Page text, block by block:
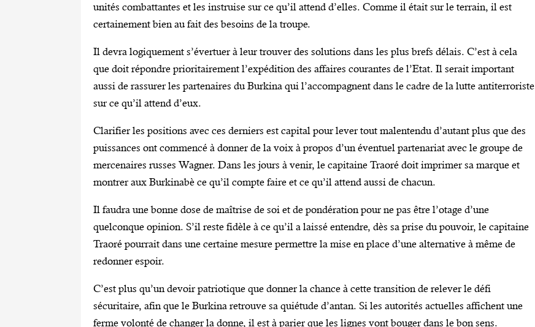
unités combattantes et les instruise sur ce qu’il attend d’elles. Comme il était sur le terrain, il est
certainement bien au fait des besoins de la troupe.
Il devra logiquement s’évertuer à leur trouver des solutions dans les plus brefs délais. C’est à cela
que doit répondre prioritairement l’expédition des affaires courantes de l’Etat. Il serait important
aussi de rassurer les partenaires du Burkina qui l’accompagnent dans le cadre de la lutte antiterroriste
sur ce qu’il attend d’eux.
Clarifier les positions avec ces derniers est capital pour lever tout malentendu d’autant plus que des
puissances ont commencé à donner de la voix à propos d’un éventuel partenariat avec le groupe de
mercenaires russes Wagner. Dans les jours à venir, le capitaine Traoré doit imprimer sa marque et
montrer aux Burkinabè ce qu’il compte faire et ce qu’il attend aussi de chacun.
Il faudra une bonne dose de maîtrise de soi et de pondération pour ne pas être l’otage d’une
quelconque opinion. S’il reste fidèle à ce qu’il a laissé entendre, dès sa prise du pouvoir, le capitaine
Traoré pourrait dans une certaine mesure permettre la mise en place d’une alternative à même de
redonner espoir.
C’est plus qu’un devoir patriotique que donner la chance à cette transition de relever le défi
sécuritaire, afin que le Burkina retrouve sa quiétude d’antan. Si les autorités actuelles affichent une
ferme volonté de changer la donne, il est à parier que les lignes vont bouger dans le bon sens.